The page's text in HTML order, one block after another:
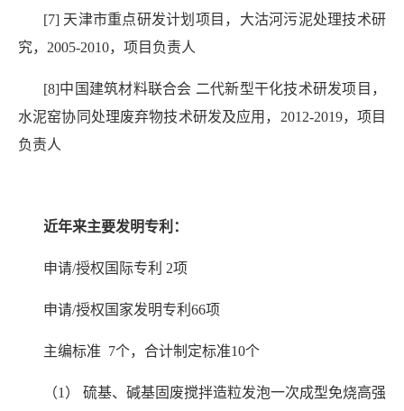
[7] 天津市重点研发计划项目，大沽河污泥处理技术研
究，2005-2010，项目负责人
[8]中国建筑材料联合会 二代新型干化技术研发项目，
水泥窑协同处理废弃物技术研发及应用，2012-2019，项目
负责人
近年来主要发明专利：
申请/授权国际专利 2项
申请/授权国家发明专利66项
主编标准 7个，合计制定标准10个
（1） 硫基、碱基固废搅拌造粒发泡一次成型免烧高强